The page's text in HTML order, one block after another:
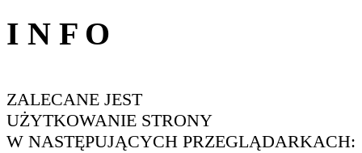
I N F O
ZALECANE JEST
UŻYTKOWANIE STRONY
W NASTĘPUJĄCYCH PRZEGLĄDARKACH: